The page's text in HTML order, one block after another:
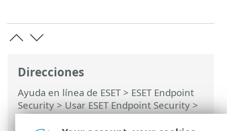
Direcciones
Ayuda en línea de ESET> ESET Endpoint
Security>Usar ESET Endpoint Security>
Configuración>Red> Ventanas de